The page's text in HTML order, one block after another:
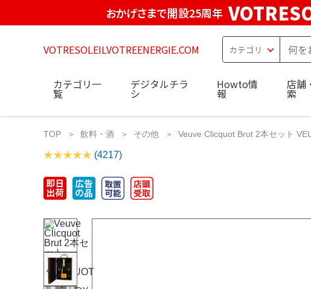
おかげさまで開設25周年
VOTRESOLEILVOTREENERGIE.COM
カテゴリ一
覧
デジタルチラ
シ
Howto情
報
店舗
索
TOP 飲料・酒 その他 Veuve Clicquot Brut 2本セット
(4217)